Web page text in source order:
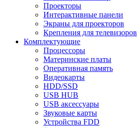
Проекторы
Интерактивные панели
Экраны для проекторов
Крепления для телевизоров
Комплектующие
Процессоры
Материнские платы
Оперативная память
Видеокарты
HDD/SSD
USB HUB
USB аксессуары
Звуковые карты
Устройства FDD